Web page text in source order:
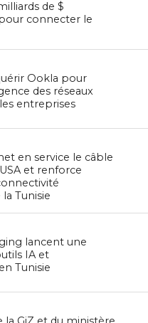
de $
connecter le
Ookla pour
des réseaux
entreprises
en service le câble
et renforce
Tunisie
lancent une
IA et
Tunisie